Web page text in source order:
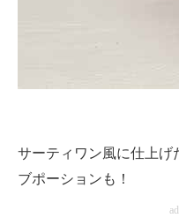
サーティワン風に仕上げ
ブポーションも！